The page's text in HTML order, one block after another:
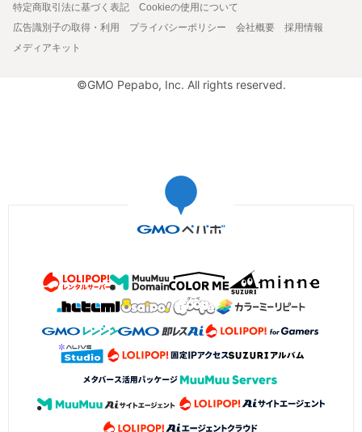
特定商取引法に基づく表記
Cookieの使用について
広告識別子の取得・利用
プライバシーポリシー 会社概要
採用情報
メディアキット
©GMO Pepabo, Inc. All rights reserved.